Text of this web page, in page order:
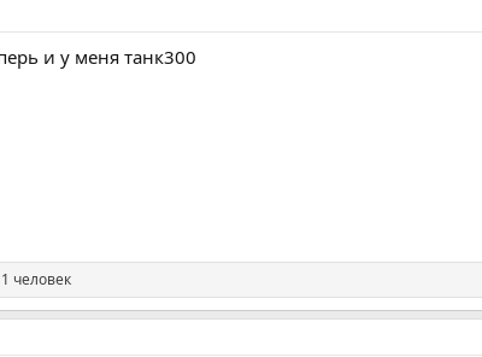
и у меня танк300
человек